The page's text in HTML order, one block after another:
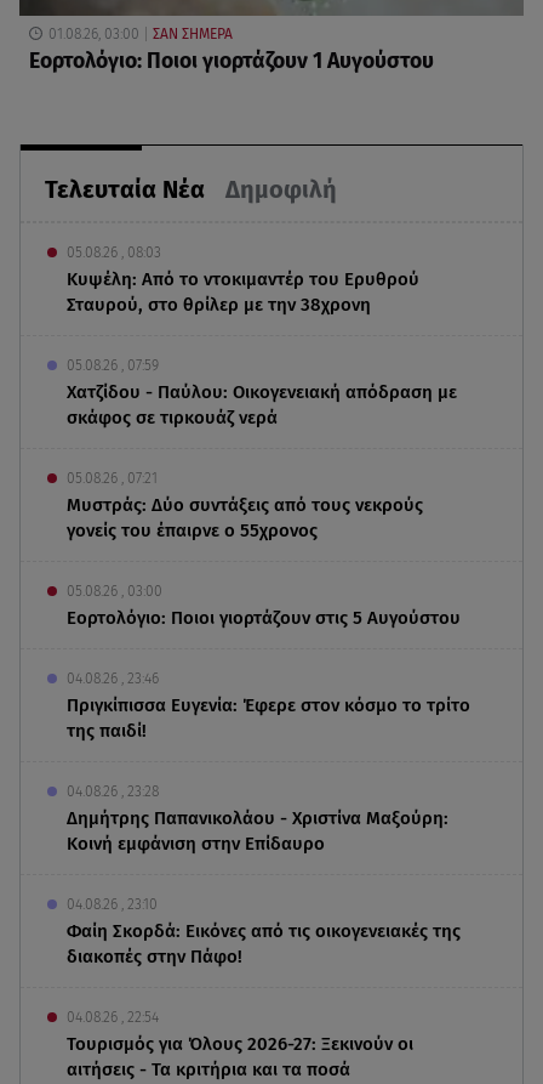
Τελευταία Νέα Δημοφιλή
05.08.26 , 08:03
Κυψέλη: Από το ντοκιμαντέρ του Ερυθρού
Σταυρού, στο θρίλερ με την 38χρονη
05.08.26 , 07:59
Χατζίδου - Παύλου: Οικογενειακή απόδραση με
σκάφος σε τιρκουάζ νερά
05.08.26 , 07:21
Μυστράς: Δύο συντάξεις από τους νεκρούς
γονείς του έπαιρνε ο 55χρονος
05.08.26 , 03:00
Εορτολόγιο: Ποιοι γιορτάζουν στις 5 Αυγούστου
04.08.26 , 23:46
Πριγκίπισσα Ευγενία: Έφερε στον κόσμο το τρίτο
της παιδί!
04.08.26 , 23:28
Δημήτρης Παπανικολάου - Χριστίνα Μαξούρη:
Κοινή εμφάνιση στην Επίδαυρο
04.08.26 , 23:10
Φαίη Σκορδά: Εικόνες από τις οικογενειακές της
διακοπές στην Πάφο!
04.08.26 , 22:54
Τουρισμός για Όλους 2026-27: Ξεκινούν οι
αιτήσεις - Τα κριτήρια και τα ποσά
01.08.26, 03:00 ΣΑΝ ΣΗΜΕΡΑ
Εορτολόγιο: Ποιοι γιορτάζουν 1 Αυγούστου